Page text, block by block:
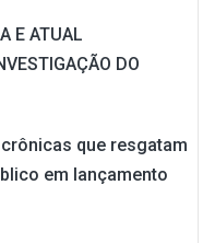
E ATUAL
DO
que resgatam
em lançamento